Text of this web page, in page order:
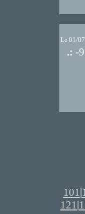
Le 01/
.: -
101 |
121 |